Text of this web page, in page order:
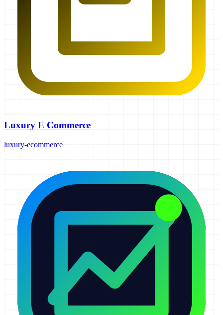
Luxury E Commerce
luxury-ecommerce